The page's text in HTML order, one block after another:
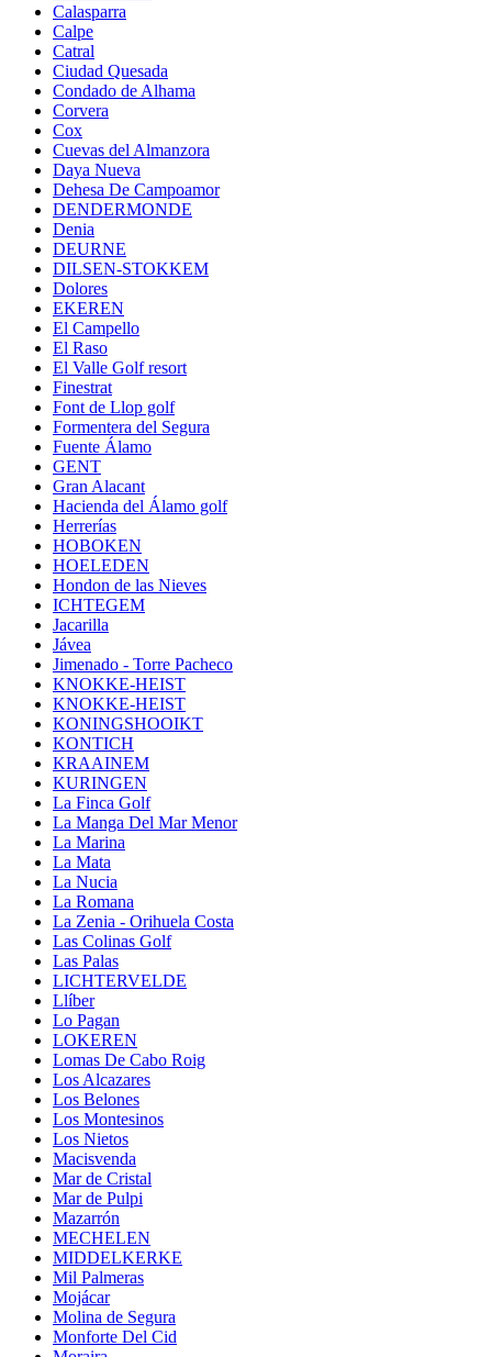
Calasparra
Calpe
Catral
Ciudad Quesada
Condado de Alhama
Corvera
Cox
Cuevas del Almanzora
Daya Nueva
Dehesa De Campoamor
DENDERMONDE
Denia
DEURNE
DILSEN-STOKKEM
Dolores
EKEREN
El Campello
El Raso
El Valle Golf resort
Finestrat
Font de Llop golf
Formentera del Segura
Fuente Álamo
GENT
Gran Alacant
Hacienda del Álamo golf
Herrerías
HOBOKEN
HOELEDEN
Hondon de las Nieves
ICHTEGEM
Jacarilla
Jávea
Jimenado - Torre Pacheco
KNOKKE-HEIST
KNOKKE-HEIST
KONINGSHOOIKT
KONTICH
KRAAINEM
KURINGEN
La Finca Golf
La Manga Del Mar Menor
La Marina
La Mata
La Nucia
La Romana
La Zenia - Orihuela Costa
Las Colinas Golf
Las Palas
LICHTERVELDE
Llíber
Lo Pagan
LOKEREN
Lomas De Cabo Roig
Los Alcazares
Los Belones
Los Montesinos
Los Nietos
Macisvenda
Mar de Cristal
Mar de Pulpi
Mazarrón
MECHELEN
MIDDELKERKE
Mil Palmeras
Mojácar
Molina de Segura
Monforte Del Cid